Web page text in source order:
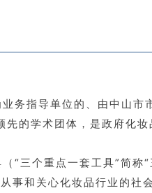
务指导单位的、由中山市
的学术团体，是政府化妆
“三个重点一套工具”简称“
事和关心化妆品行业的社